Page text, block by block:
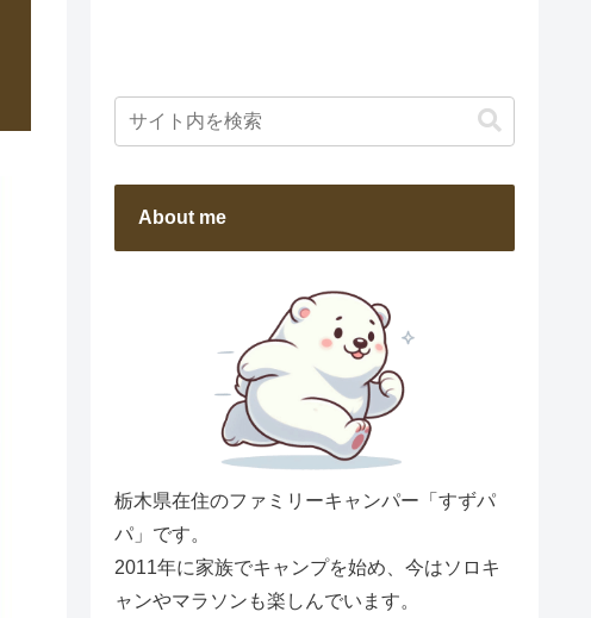
About me
栃木県在住のファミリーキャンパー「すずパ
パ」です。
2011年に家族でキャンプを始め、今はソロキ
ャンやマラソンも楽しんでいます。